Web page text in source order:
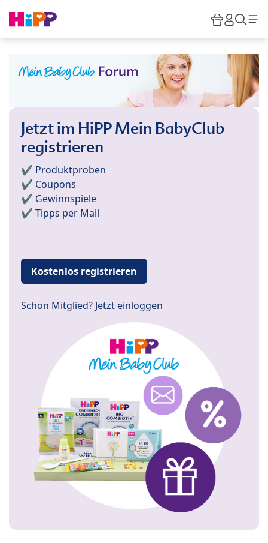
HiPP
Jetzt im HiPP Mein BabyClub
registrieren
✔️ Produktproben
✔️ Coupons
✔️ Gewinnspiele
✔️ Tipps per Mail
Kostenlos registrieren
Schon Mitglied? Jetzt einloggen